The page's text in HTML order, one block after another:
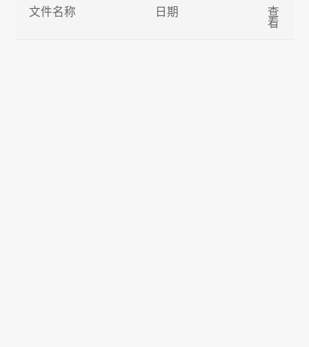
文件名称 日期
查
看